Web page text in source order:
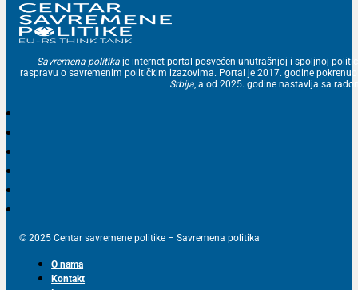
Savremena politika je internet portal posvećen unutrašnjoj i spoljnoj
raspravu o savremenim političkim izazovima. Portal je 2017. godine
Srbija , a od 2025. godine nastavlja sa
© 2025 Centar savremene politike – Savremena politika
O nama
Kontakt